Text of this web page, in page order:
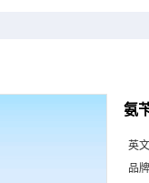
氨
英
品